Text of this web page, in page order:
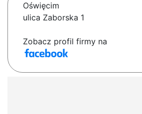
Oświęcim
ulica Zaborska 1
Zobacz profil firmy na